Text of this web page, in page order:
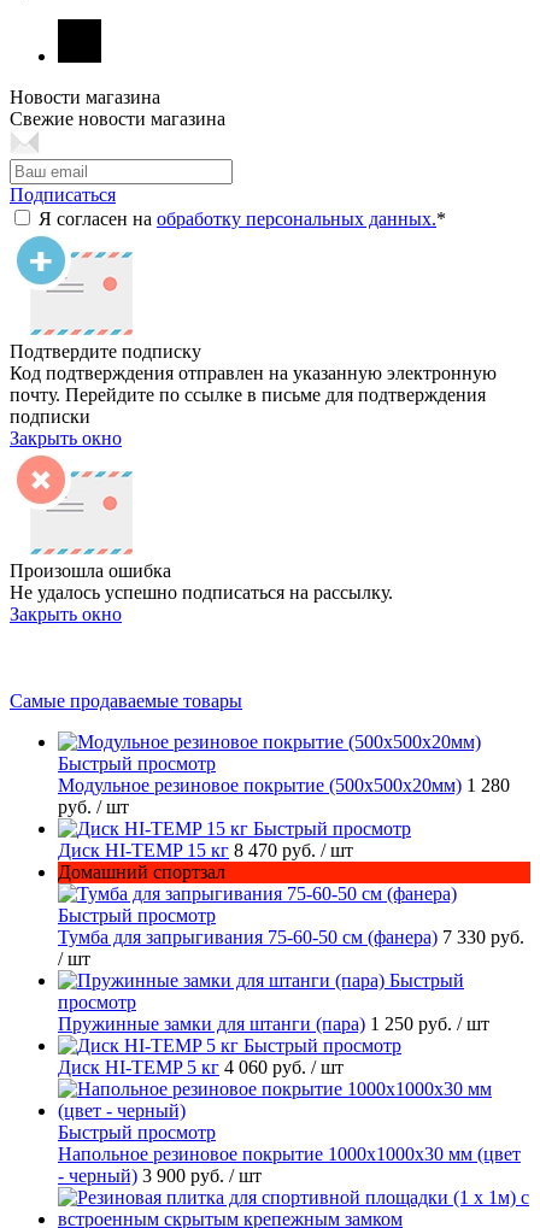
Новости магазина
Свежие новости магазина
Подписаться
Я согласен на обработку персональных данных.*
Подтвердите подписку
Код подтверждения отправлен на указанную электронную
почту. Перейдите по ссылке в письме для подтверждения
подписки
Закрыть окно
Произошла ошибка
Не удалось успешно подписаться на рассылку.
Закрыть окно
Самые продаваемые товары
Быстрый просмотр
Модульное резиновое покрытие (500х500х20мм) 1 280
руб. / шт
Быстрый просмотр
Диск HI-TEMP 15 кг 8 470 руб. / шт
Домашний спортзал
Быстрый просмотр
Тумба для запрыгивания 75-60-50 см (фанера) 7 330 руб.
/ шт
Быстрый
просмотр
Пружинные замки для штанги (пара) 1 250 руб. / шт
Быстрый просмотр
Диск HI-TEMP 5 кг 4 060 руб. / шт
Быстрый просмотр
Напольное резиновое покрытие 1000х1000х30 мм (цвет
- черный) 3 900 руб. / шт